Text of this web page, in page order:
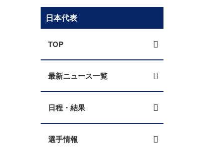
日本代表
TOP
最新ニュース一覧
日程・結果
選手情報